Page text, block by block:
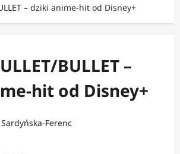
– dziki anime-hit od Disney+
BULLET –
hit od Disney+
Ferenc